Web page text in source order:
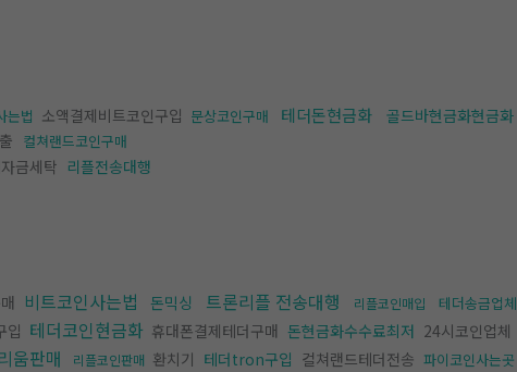
는법 소액결제비트코인구입 문상코인구매 테더돈현금화 골드바현금화현금화
컬쳐랜드코인구매
금세탁 리플전송대행
비트코인사는법 돈믹싱 트론리플 전송대행 리플코인매입 테더송금업체
입 테더코인현금화 휴대폰결제테더구매 돈현금화수수료최저 24시코인업체
움판매 리플코인판매 환치기 테더tron구입 컬쳐랜드테더전송 파이코인사는곳